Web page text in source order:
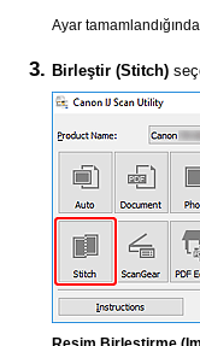
Ayar
Birleştir (Stitch)